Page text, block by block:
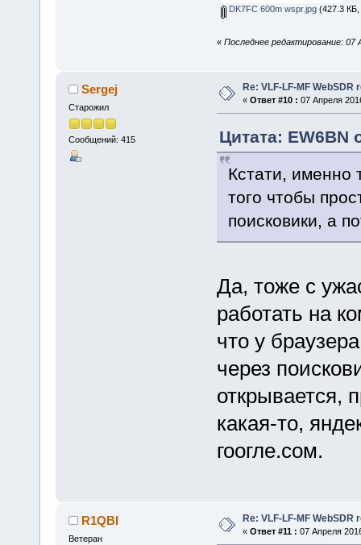
DK7FC 600m wspr.jpg(427.3 КБ,
« Последнее редактирование: 07
Sergej
Старожил
Сообщений: 415
Re: VLF-LF-MF
« Ответ #10 : 07 Апреля
Цитата: EW6BN
Кстати, именно
того чтобы
поисковики, а
Да, тоже с
работать на
что у
через
открывается,
какая-то,
гоогле.сом.
R1QBI
Ветеран
Re: VLF-LF-MF
« Ответ #11 : 07 Апреля